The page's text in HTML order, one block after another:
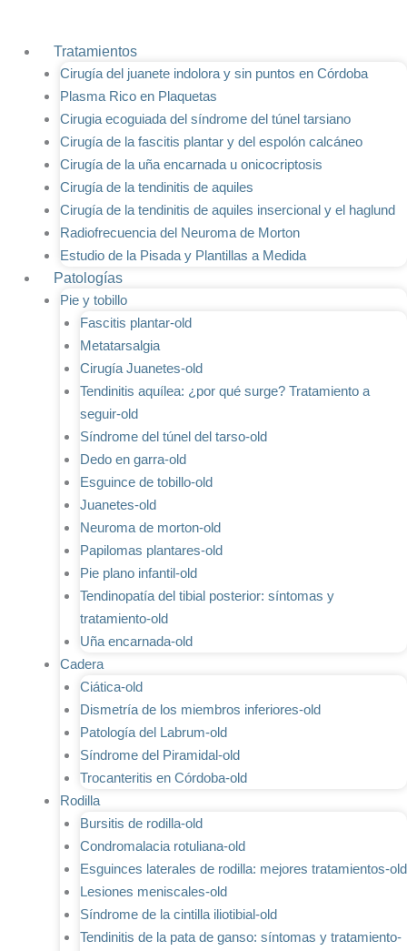
contenidoTratamientos
Cirugía del juanete indolora y sin puntos en Córdoba
Plasma Rico en Plaquetas
Cirugia ecoguiada del síndrome del túnel tarsiano
Cirugía de la fascitis plantar y del espolón calcáneo
Cirugía de la uña encarnada u onicocriptosis
Cirugía de la tendinitis de aquiles
Cirugía de la tendinitis de aquiles insercional y el haglund
Radiofrecuencia del Neuroma de Morton
Estudio de la Pisada y Plantillas a Medida
Patologías
Pie y tobillo
Fascitis plantar-old
Metatarsalgia
Cirugía Juanetes-old
Tendinitis aquílea: ¿por qué surge? Tratamiento a
seguir-old
Síndrome del túnel del tarso-old
Dedo en garra-old
Esguince de tobillo-old
Juanetes-old
Neuroma de morton-old
Papilomas plantares-old
Pie plano infantil-old
Tendinopatía del tibial posterior: síntomas y
tratamiento-old
Uña encarnada-old
Cadera
Ciática-old
Dismetría de los miembros inferiores-old
Patología del Labrum-old
Síndrome del Piramidal-old
Trocanteritis en Córdoba-old
Rodilla
Bursitis de rodilla-old
Condromalacia rotuliana-old
Esguinces laterales de rodilla: mejores tratamientos-old
Lesiones meniscales-old
Síndrome de la cintilla iliotibial-old
Tendinitis de la pata de ganso: síntomas y tratamiento-